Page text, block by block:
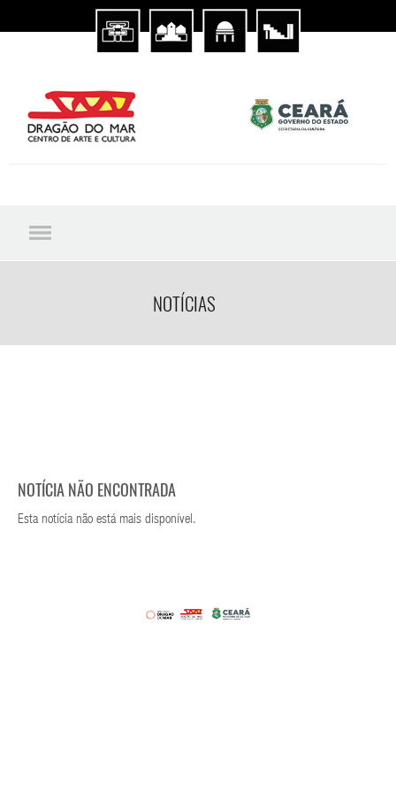
NOTÍCIAS
NOTÍCIA NÃO ENCONTRADA
Esta notícia não está mais disponível.